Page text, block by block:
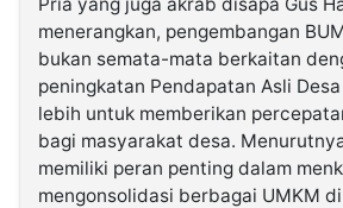
menerangkan, pengembangan
bukan semata-mata berkaitan
peningkatan Pendapatan Asli
lebih untuk memberikan
bagi masyarakat desa.
memiliki peran penting dalam
mengonsolidasi berbagai UMKM